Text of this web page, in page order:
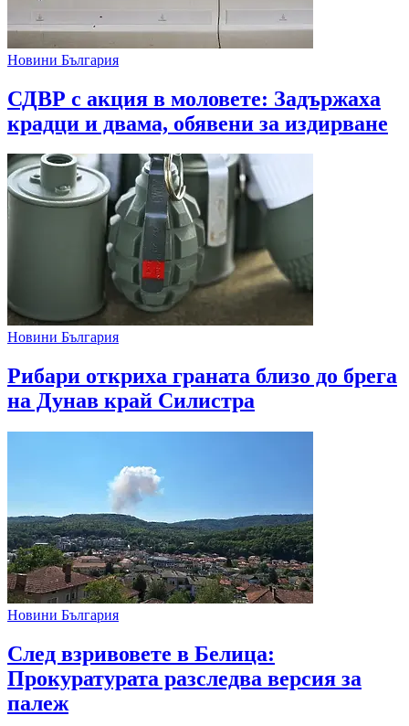
Новини България
СДВР с акция в моловете: Задържаха
крадци и двама, обявени за издирване
Новини България
Рибари откриха граната близо до брега
на Дунав край Силистра
Новини България
След взривовете в Белица:
Прокуратурата разследва версия за
палеж